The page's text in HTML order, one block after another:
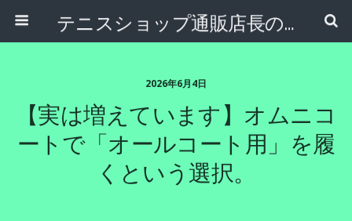
テニスショップ通販店長のブログ＠テニスショップLAFINO 西山克久
2026年6月4日
【実は増えています】オムニコ
ートで「オールコート用」を履
くという選択。